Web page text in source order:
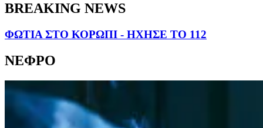
BREAKING NEWS
ΦΩΤΙΑ ΣΤΟ ΚΟΡΩΠΙ - ΗΧΗΣΕ ΤΟ 112
ΝΕΦΡΟ